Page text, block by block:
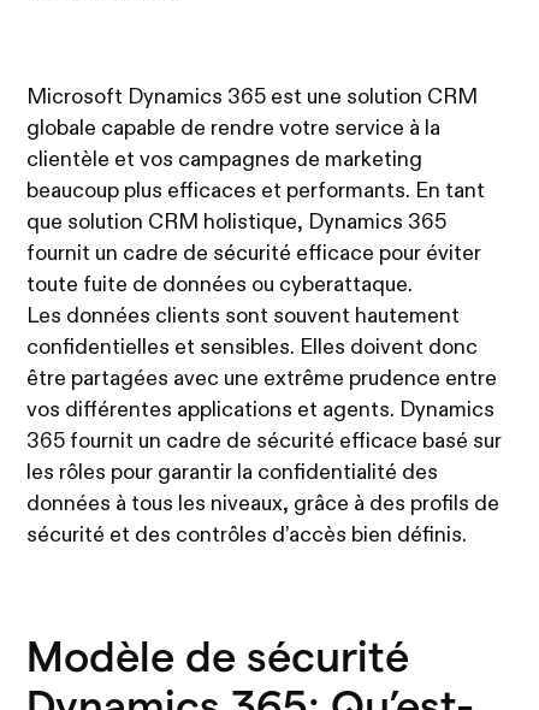
Microsoft Dynamics 365 est une solution CRM
globale capable de rendre votre service à la
clientèle et vos campagnes de marketing
beaucoup plus efficaces et performants. En tant
que solution CRM holistique, Dynamics 365
fournit un cadre de sécurité efficace pour éviter
toute fuite de données ou cyberattaque.
Les données clients sont souvent hautement
confidentielles et sensibles. Elles doivent donc
être partagées avec une extrême prudence entre
vos différentes applications et agents. Dynamics
365 fournit un cadre de sécurité efficace basé sur
les rôles pour garantir la confidentialité des
données à tous les niveaux, grâce à des profils de
sécurité et des contrôles d’accès bien définis.
Modèle de sécurité